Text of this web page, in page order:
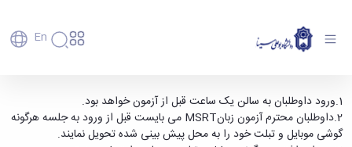
En
دانشگاه
تاریخچه
و
آموزش
پذیرش
کارشناسی
تحصیلات
پژوهش
فناوری و
کارآفرینی
دانشکده‌ها
پردیس
رفاهی
روز جمعه مورخ97/2/21 دانشگاه بوعلی سینا -
1.ورود داوطلبان به سالن یک ساعت قبل از آزمون خواهد بود.
2.داوطلبان محترم آزمون زبانMSRT می بایست قبل از ورود به جلسه هرگونه
گوشی موبایل و تبلت خود را به محل پیش بینی شده تحویل نمایند.